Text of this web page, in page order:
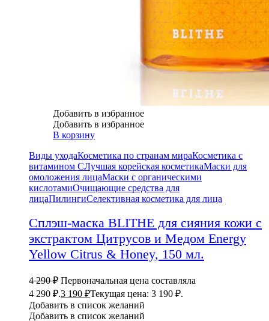
Добавить в избранное
Добавить в избранное
В корзину
Виды уходаКосметика по странам мираКосметика с
витамином СЛучшая корейская косметикаМаски для
омоложения лицаМаски с органическими
кислотамиОчищающие средства для
лицаПилингиСелективная косметика для лица
Сплэш-маска BLITHE для сияния кожи с
экстрактом Цитрусов и Медом Energy
Yellow Citrus & Honey, 150 мл.
4 290₽ Первоначальная цена составляла
4 290 ₽.3 190 ₽Текущая цена: 3 190 ₽.
Добавить в список желаний
Добавить в список желаний